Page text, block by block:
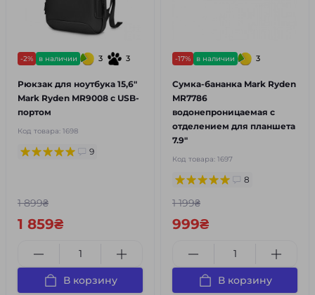
-2% в наличии 3 3
Рюкзак для ноутбука 15,6"
Mark Ryden MR9008 с USB-
портом
Код товара: 1698
9
1 899₴
1 859₴
В корзину
-17% в наличии 3
Сумка-бананка Mark Ryden
MR7786
водонепроницаемая с
отделением для планшета
7.9"
Код товара: 1697
8
1 199₴
999₴
В корзину